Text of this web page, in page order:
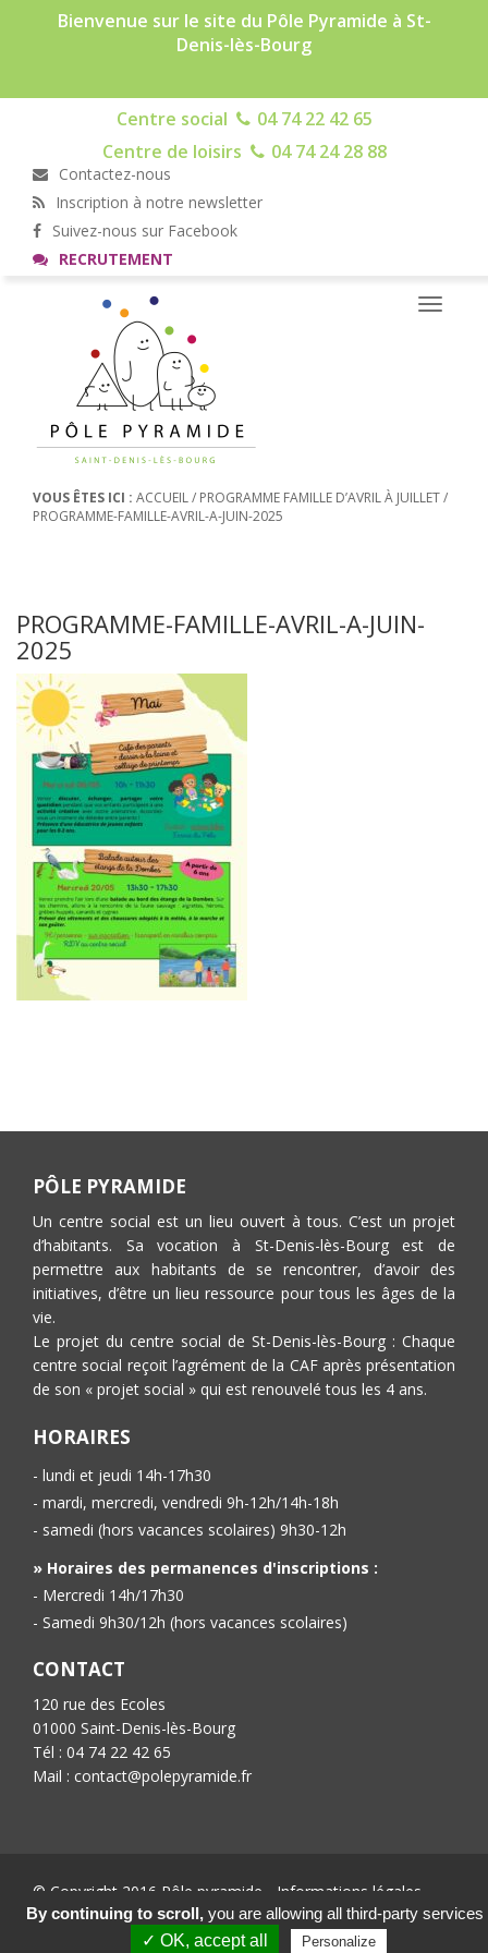
Bienvenue sur le site du Pôle Pyramide à St-
Denis-lès-Bourg
Centre social
04 74 22 42 65
Centre de loisirs
04 74 24 28 88
Contactez-nous
Inscription à notre newsletter
Suivez-nous sur Facebook
RECRUTEMENT
Toggle
VOUS ÊTES ICI : ACCUEIL/ PROGRAMME FAMILLE D’AVRIL À JUILLET/
PROGRAMME-FAMILLE-AVRIL-A-JUIN-2025
PROGRAMME-FAMILLE-AVRIL-A-JUIN-
2025
PÔLE PYRAMIDE
Un centre social est un lieu ouvert à tous. C’est un projet
d’habitants. Sa vocation à St-Denis-lès-Bourg est de
permettre aux habitants de se rencontrer, d’avoir des
initiatives, d’être un lieu ressource pour tous les âges de la
vie.
Le projet du centre social de St-Denis-lès-Bourg : Chaque
centre social reçoit l’agrément de la CAF après présentation
de son « projet social » qui est renouvelé tous les 4 ans.
HORAIRES
- lundi et jeudi 14h-17h30
- mardi, mercredi, vendredi 9h-12h/14h-18h
- samedi (hors vacances scolaires) 9h30-12h
» Horaires des permanences d'inscriptions :
- Mercredi 14h/17h30
- Samedi 9h30/12h (hors vacances scolaires)
CONTACT
120 rue des Ecoles
01000 Saint-Denis-lès-Bourg
Tél : 04 74 22 42 65
Mail : contact@polepyramide.fr
© Copyright 2016 Pôle pyramide - Informations légales
Conception :Ab’6net
By continuing to scroll, you are allowing all third-party services
✓ OK, accept all
Personalize